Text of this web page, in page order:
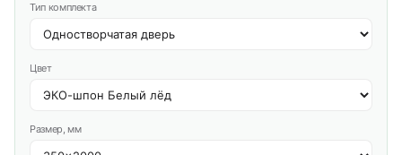
Тип комплекта
Цвет
Размер, мм